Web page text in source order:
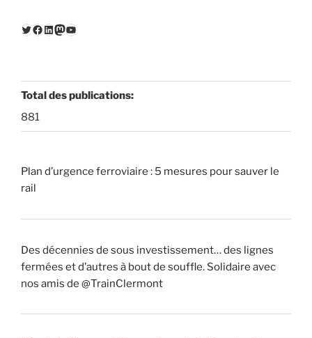
Twitter
Facebook
LinkedIn
Mastodon
YouTube
Total des publications:
881
Plan d’urgence ferroviaire : 5 mesures pour sauver le
rail
Des décennies de sous investissement… des lignes
fermées et d’autres à bout de souffle. Solidaire avec
nos amis de @TrainClermont